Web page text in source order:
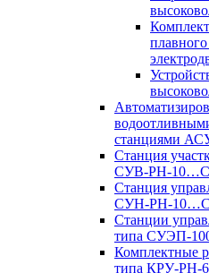
станциями
Станция
СУВ-РН-
Станция
СУН-РН-
Станции
типа СУЭП-
Комплектные
типа КРУ-РН-